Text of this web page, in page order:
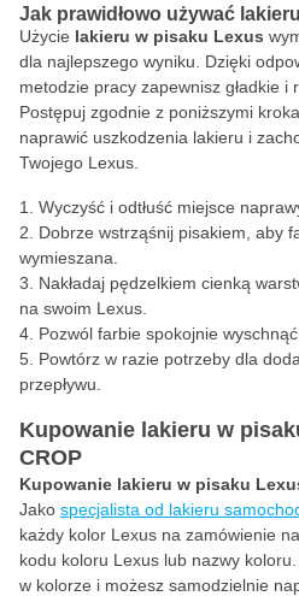
Jak prawidłowo używać
Użycie lakieru w pisaku Lexus
dla najlepszego wyniku. Dzięki
metodzie pracy zapewnisz gładkie i
Postępuj zgodnie z poniższymi
naprawić uszkodzenia lakieru i
Twojego Lexus.
Wyczyść i odtłuść miejsce
Dobrze wstrząśnij pisakiem, aby
wymieszana.
Nakładaj pędzelkiem cienką
na swoim Lexus.
Pozwól farbie spokojnie
Powtórz w razie potrzeby dla
przepływu.
Kupowanie lakieru w
CROP
Kupowanie lakieru w pisaku
Jako specjalista od lakieru
każdy kolor Lexus na zamówienie
kodu koloru Lexus lub nazwy
w kolorze i możesz samodzielnie